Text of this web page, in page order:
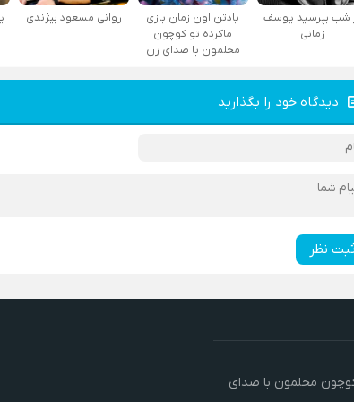
شب بپرسید یوسف
زمانی
یادتن اون زمان بازی
ماکرده تو کوچون
محلمون با صدای زن
روانی مسعود بیژندی
دیدگاه خود را بگذارید
ثبت نظر
کوچون محلمون با صدای